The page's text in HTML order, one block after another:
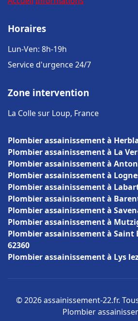
Horaires
Lun-Ven: 8h-19h
Service d'urgence 24/7
Zone intervention
La Colle sur Loup, France
Plombier assainissement à
Plombier assainissement à La
Plombier assainissement à
Plombier assainissement à
Plombier assainissement à
Plombier assainissement à
Plombier assainissement à
Plombier assainissement à
Plombier assainissement à Saint
62360
Plombier assainissement à Lys
© 2026 assainissement-22.fr.
Plombier